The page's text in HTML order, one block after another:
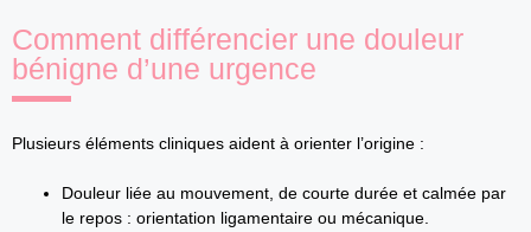
Comment différencier une douleur
bénigne d’une urgence
Plusieurs éléments cliniques aident à orienter l’origine :
Douleur liée au mouvement, de courte durée et calmée par
le repos : orientation ligamentaire ou mécanique.